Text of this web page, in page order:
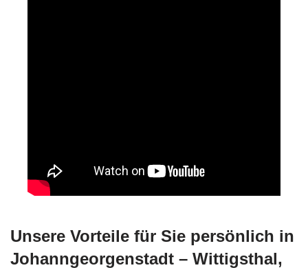
Unsere Vorteile für Sie persönlich in
Johanngeorgenstadt – Wittigsthal,